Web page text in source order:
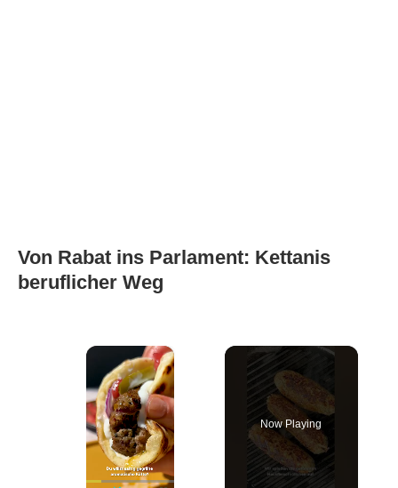
Von Rabat ins Parlament: Kettanis
beruflicher Weg
×
Now Playing